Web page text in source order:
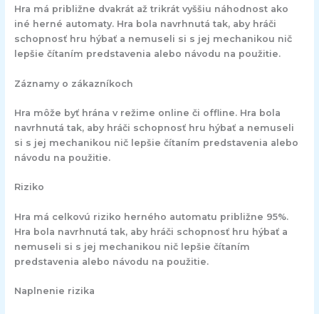
Hra má približne dvakrát až trikrát vyššiu náhodnost ako
iné herné automaty. Hra bola navrhnutá tak, aby hráči
schopnosť hru hýbať a nemuseli si s jej mechanikou nič
lepšie čítaním predstavenia alebo návodu na použitie.
Záznamy o zákazníkoch
Hra môže byť hrána v režime online či offline. Hra bola
navrhnutá tak, aby hráči schopnosť hru hýbať a nemuseli
si s jej mechanikou nič lepšie čítaním predstavenia alebo
návodu na použitie.
Riziko
Hra má celkovú riziko herného automatu približne 95%.
Hra bola navrhnutá tak, aby hráči schopnosť hru hýbať a
nemuseli si s jej mechanikou nič lepšie čítaním
predstavenia alebo návodu na použitie.
Naplnenie rizika